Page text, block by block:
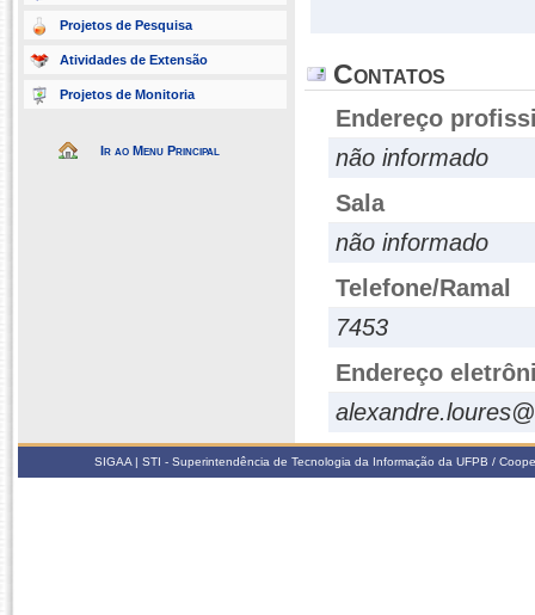
Projetos de Pesquisa
Atividades de Extensão
Projetos de Monitoria
Ir ao Menu Principal
Contatos
Endereço
não informado
Sala
não informado
Telefone/Ramal
7453
Endereço
SIGAA | STI - Superintendência de Tecnologia da Informação da UFPB /